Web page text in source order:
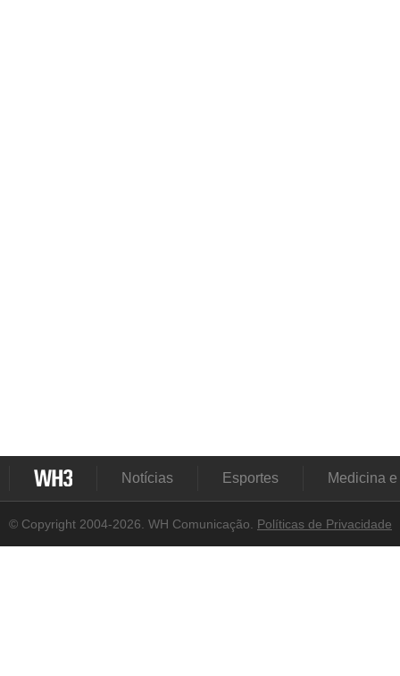
Notícias Esportes Medicina
© Copyright 2004-2026. WH Comunicação. Políticas de Privacidade